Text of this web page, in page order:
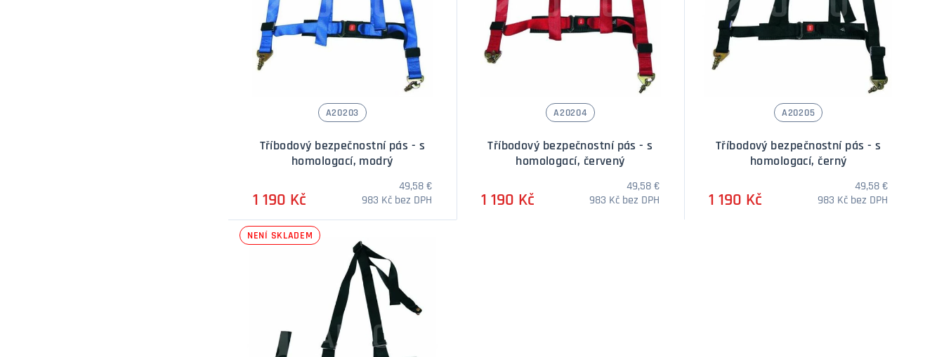
A20203
Tříbodový bezpečnostní pás - s
homologací, modrý
1 190 Kč
49,58 €
983 Kč bez DPH
A20204
Tříbodový bezpečnostní pás - s
homologací, červený
1 190 Kč
49,58 €
983 Kč bez DPH
A20205
Tříbodový bezpečnostní pás - s
homologací, černý
1 190 Kč
49,58 €
983 Kč bez DPH
NENÍ SKLADEM